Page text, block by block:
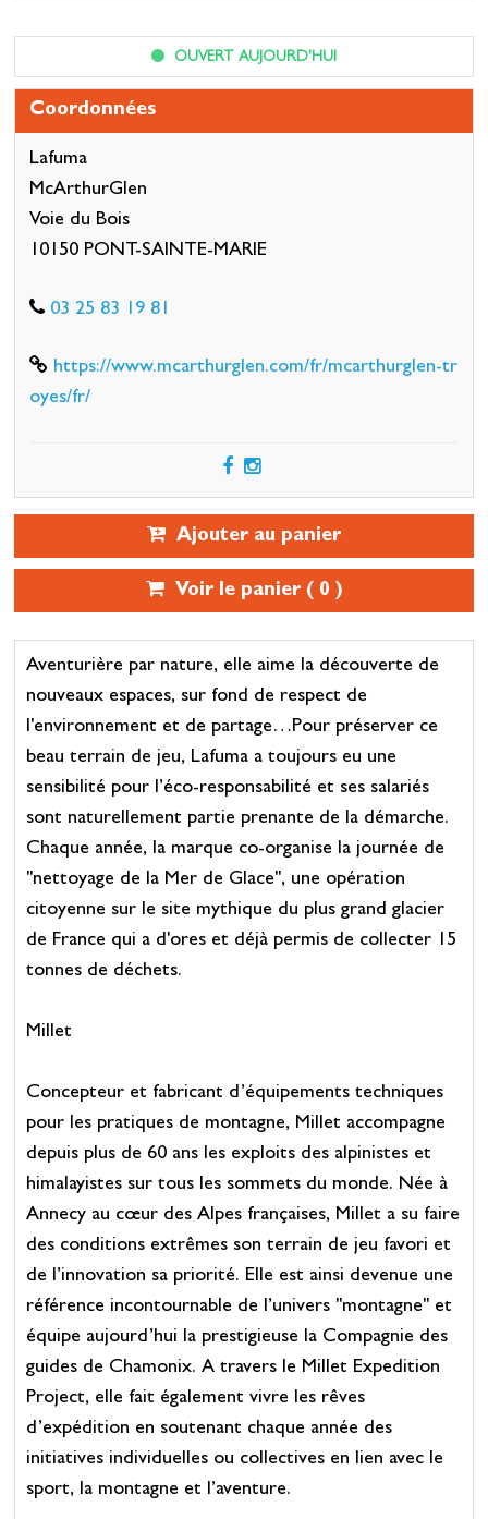
OUVERT AUJOURD'HUI
Coordonnées
Lafuma
McArthurGlen
Voie du Bois
10150 PONT-SAINTE-MARIE
03 25 83 19 81
https://www.mcarthurglen.com/fr/mcarthurglen-tr
oyes/fr/
Ajouter au panier
Voir le panier ( 0 )
Aventurière par nature, elle aime la découverte de
nouveaux espaces, sur fond de respect de
l'environnement et de partage…Pour préserver ce
beau terrain de jeu, Lafuma a toujours eu une
sensibilité pour l’éco-responsabilité et ses salariés
sont naturellement partie prenante de la démarche.
Chaque année, la marque co-organise la journée de
"nettoyage de la Mer de Glace", une opération
citoyenne sur le site mythique du plus grand glacier
de France qui a d'ores et déjà permis de collecter 15
tonnes de déchets.
Millet
Concepteur et fabricant d’équipements techniques
pour les pratiques de montagne, Millet accompagne
depuis plus de 60 ans les exploits des alpinistes et
himalayistes sur tous les sommets du monde. Née à
Annecy au cœur des Alpes françaises, Millet a su faire
des conditions extrêmes son terrain de jeu favori et
de l’innovation sa priorité. Elle est ainsi devenue une
référence incontournable de l’univers "montagne" et
équipe aujourd’hui la prestigieuse la Compagnie des
guides de Chamonix. A travers le Millet Expedition
Project, elle fait également vivre les rêves
d’expédition en soutenant chaque année des
initiatives individuelles ou collectives en lien avec le
sport, la montagne et l’aventure.